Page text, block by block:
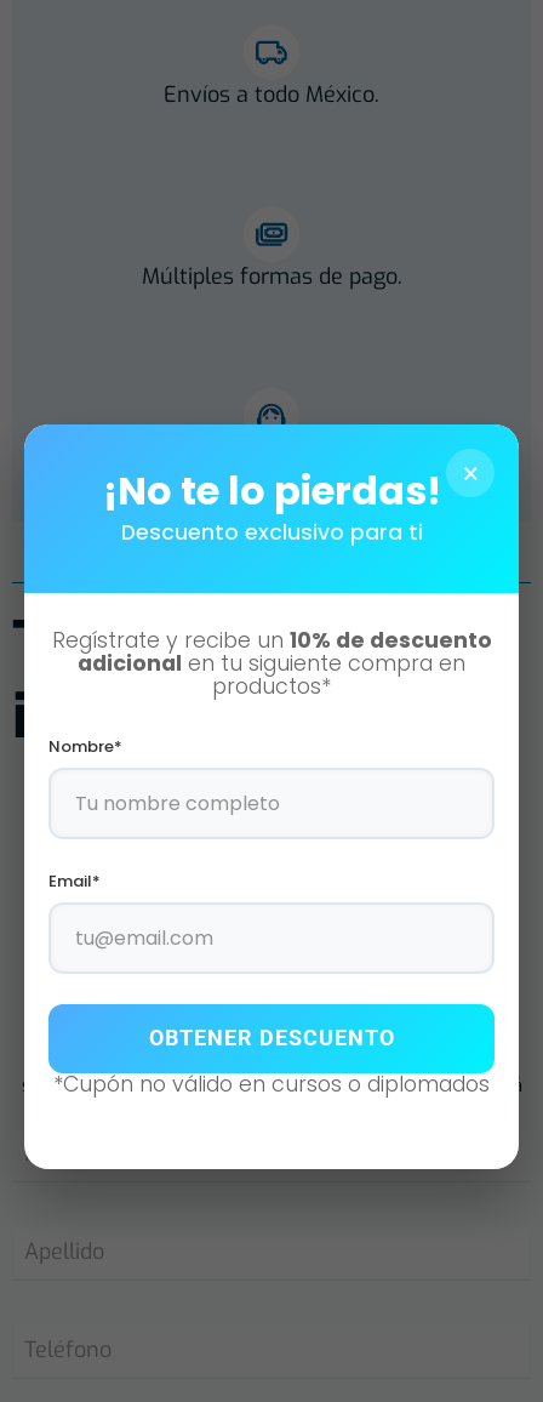
Envíos a todo México.
Múltiples formas de pago.
También te puede
interesar
Atención altamente
especializada
Si desea contactarnos no dude con escribirnos, llene el
siguiente formulario y uno de nuestros asesores se pondrá
en contacto en la brevedad posible.
×
¡No te lo pierdas!
Descuento exclusivo para ti
Regístrate y recibe un 10% de descuento
adicional en tu siguiente compra en
productos*
Nombre*
Email*
OBTENER DESCUENTO
*Cupón no válido en cursos o diplomados